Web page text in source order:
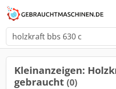
Kleinanzeigen:
gebraucht (0)